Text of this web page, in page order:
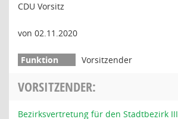
CDU Vorsitz
von 02.11.2020
Vorsitzender
VORSITZENDER:
Bezirksvertretung für den Stadtbezirk III